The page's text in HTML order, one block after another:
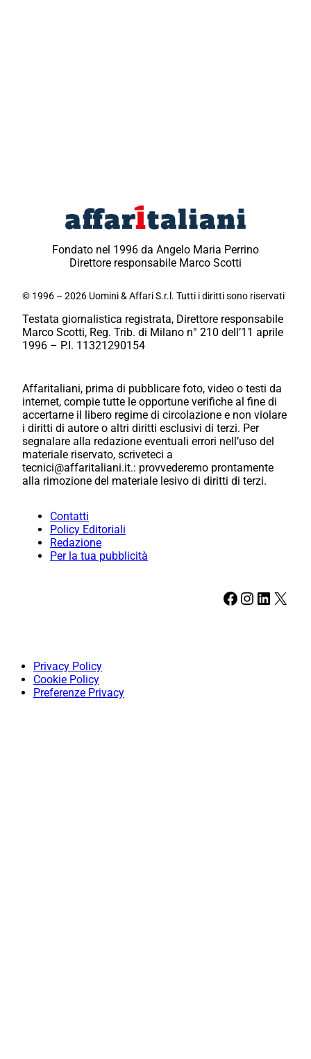
Fondato nel 1996 da Angelo Maria Perrino
Direttore responsabile Marco Scotti
© 1996 – 2026 Uomini & Affari S.r.l. Tutti i diritti sono riservati
Testata giornalistica registrata, Direttore responsabile
Marco Scotti, Reg. Trib. di Milano n° 210 dell’11 aprile
1996 – P.I. 11321290154
Affaritaliani, prima di pubblicare foto, video o testi da
internet, compie tutte le opportune verifiche al fine di
accertarne il libero regime di circolazione e non violare
i diritti di autore o altri diritti esclusivi di terzi. Per
segnalare alla redazione eventuali errori nell’uso del
materiale riservato, scriveteci a
tecnici@affaritaliani.it.: provvederemo prontamente
alla rimozione del materiale lesivo di diritti di terzi.
Contatti
Policy Editoriali
Redazione
Per la tua pubblicità
Facebook Instagram LinkedIn X
Privacy Policy
Cookie Policy
Preferenze Privacy